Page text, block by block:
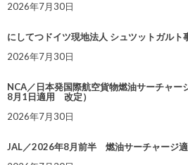
2026年7月30日
にしてつドイツ現地法人 シュツットガルト
2026年7月30日
NCA／日本発国際航空貨物燃油サーチャ
8月1日適用 改定）
2026年7月30日
JAL／2026年8月前半 燃油サーチャージ